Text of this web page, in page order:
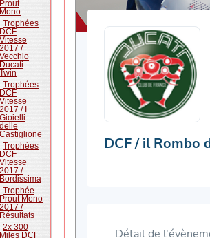
Prout
Mono
Trophées
DCF
Vitesse
2017 /
Vecchio
Ducati
Twin
Trophées
DCF
Vitesse
2017 / I
Gioielli
delle
Castiglione
Trophées
DCF
Vitesse
2017 /
Bordissima
Trophée
Prout Mono
2017 /
Résultats
2x 300
Miles DCF